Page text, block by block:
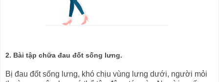
2. Bài tập chữa đau đốt sống lưng.
Bị đau đốt sống lưng, khó chịu vùng lưng dưới, người mỏi